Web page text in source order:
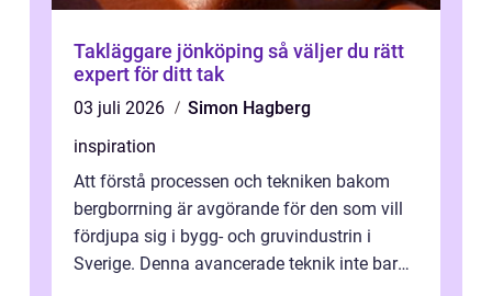
Takläggare jönköping så väljer du rätt
expert för ditt tak
03 juli 2026
Simon Hagberg
inspiration
Att förstå processen och tekniken bakom
bergborrning är avgörande för den som vill
fördjupa sig i bygg- och gruvindustrin i
Sverige. Denna avancerade teknik inte bara